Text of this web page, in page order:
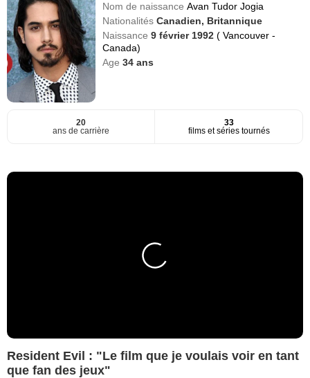
Nom de naissanceAvan Tudor Jogia
NationalitésCanadien, Britannique
Naissance9 février 1992( Vancouver -
Canada)
Age34 ans
20
ans de carrière
33
films et séries tournés
Resident Evil : "Le film que je voulais voir en tant
que fan des jeux"